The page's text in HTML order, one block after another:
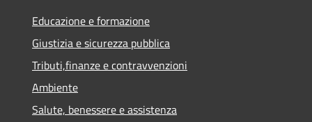
Educazione e formazione
Giustizia e sicurezza pubblica
Tributi,finanze e contravvenzioni
Ambiente
Salute, benessere e assistenza